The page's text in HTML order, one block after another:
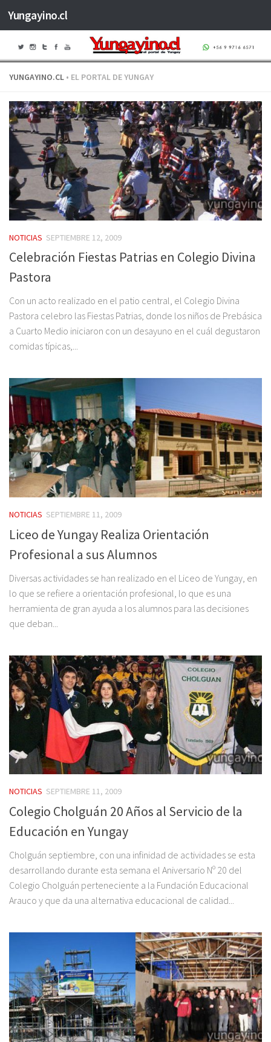
Saltar al contenido
Yungayino.cl
YUNGAYINO.CL • EL PORTAL DE YUNGAY
NOTICIAS SEPTIEMBRE 12, 2009
Celebración Fiestas Patrias en Colegio Divina
Pastora
Con un acto realizado en el patio central, el Colegio Divina
Pastora celebro las Fiestas Patrias, donde los niños de Prebásica
a Cuarto Medio iniciaron con un desayuno en el cuál degustaron
comidas típicas,...
NOTICIAS SEPTIEMBRE 11, 2009
Liceo de Yungay Realiza Orientación
Profesional a sus Alumnos
Diversas actividades se han realizado en el Liceo de Yungay, en
lo que se refiere a orientación profesional, lo que es una
herramienta de gran ayuda a los alumnos para las decisiones
que deban...
NOTICIAS SEPTIEMBRE 11, 2009
Colegio Cholguán 20 Años al Servicio de la
Educación en Yungay
Cholguán septiembre, con una infinidad de actividades se esta
desarrollando durante esta semana el Aniversario Nº 20 del
Colegio Cholguán perteneciente a la Fundación Educacional
Arauco y que da una alternativa educacional de calidad...